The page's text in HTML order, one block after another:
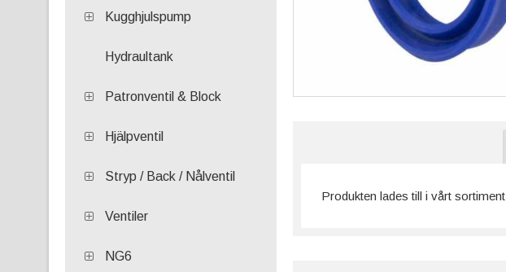
Kugghjulspump
Hydraultank
Patronventil & Block
Hjälpventil
Stryp / Back / Nålventil
Ventiler
NG6
Produkten lades till i vårt sortiment